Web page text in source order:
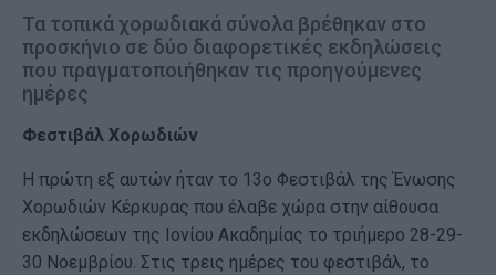
Τα τοπικά χορωδιακά σύνολα βρέθηκαν στο
προσκήνιο σε δύο διαφορετικές εκδηλώσεις
που πραγματοποιήθηκαν τις προηγούμενες
ημέρες
Φεστιβάλ Χορωδιών
Η πρώτη εξ αυτών ήταν το 13ο Φεστιβάλ της Ένωσης
Χορωδιών Κέρκυρας που έλαβε χώρα στην αίθουσα
εκδηλώσεων της Ιονίου Ακαδημίας το τριήμερο 28-29-
30 Νοεμβρίου. Στις τρεις ημέρες του φεστιβάλ, το